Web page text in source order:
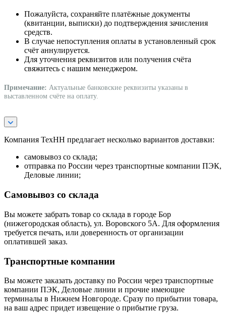
Пожалуйста, сохраняйте платёжные документы
(квитанции, выписки) до подтверждения зачисления
средств.
В случае непоступления оплаты в установленный срок
счёт аннулируется.
Для уточнения реквизитов или получения счёта
свяжитесь с нашим менеджером.
Примечание: Актуальные банковские реквизиты указаны в
выставленном счёте на оплату.
Компания ТехНН предлагает несколько вариантов доставки:
самовывоз со склада;
отправка по России через транспортные компании ПЭК,
Деловые линии;
Самовывоз со склада
Вы можете забрать товар со склада в городе Бор
(нижегородская область), ул. Воровского 5А. Для оформления
требуется печать, или доверенность от организации
оплатившей заказ.
Транспортные компании
Вы можете заказать доставку по России через транспортные
компании ПЭК, Деловые линии и прочие имеющие
терминалы в Нижнем Новгороде. Сразу по прибытии товара,
на ваш адрес придет извещение о прибытие груза.